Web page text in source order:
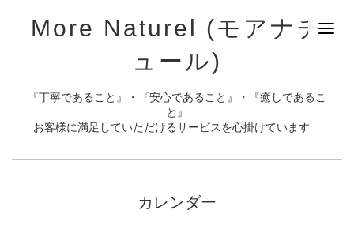
More Naturel (モアナチ
ュール)
『丁寧であること』・『安心であること』・『癒しであるこ
と』
お客様に満足していただけるサービスを心掛けています
カレンダー